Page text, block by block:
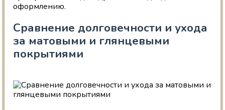
оформлению.
Сравнение долговечности и ухода
за матовыми и глянцевыми
покрытиями